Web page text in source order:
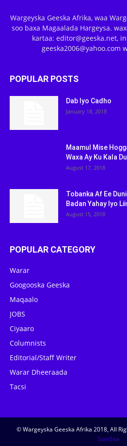
Wargeyska Geeska Afrika, waa
soo baxa Magaalada Hargeysa.
kartaa: editor@geeska.net,
geeska2006@yahoo.com
POPULAR POSTS
Dab Iyo Cadho
January 18, 2018
Maamul Mise
Waxa Ay Ku Kala
August 17, 2018
Tobanka Af Ee
Badan Yahay Iyo
August 15, 2018
POPULAR CATEGORY
Warar
Googooska Geeska
Maqaalo
JOBS
Ciyaaro
Columnists
Editorial/Staff Writer
Warar Dheeraada
Tacsi
© Wargeyska Geeska Afrika 2018, All
SomSite